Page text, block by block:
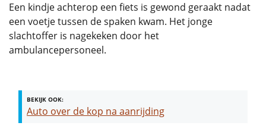
Een kindje achterop een fiets is gewond geraakt nadat
een voetje tussen de spaken kwam. Het jonge
slachtoffer is nagekeken door het
ambulancepersoneel.
BEKIJK OOK:
Auto over de kop na aanrijding